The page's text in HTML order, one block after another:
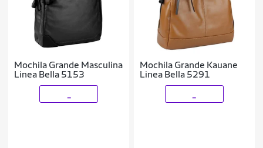
Mochila Grande Masculina
Linea Bella 5153
Mochila Grande Kauane
Linea Bella 5291